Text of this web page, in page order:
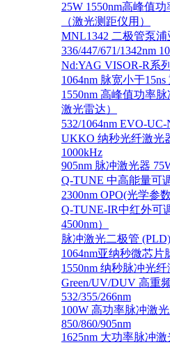
25W 1550nm高峰值
（激光测距仪用）
MNL1342 二极管泵
336/447/671/1342nm
Nd:YAG VISOR-R系
1064nm 脉宽小于
1550nm 高峰值功率
激光雷达）
532/1064nm EVO-
UKKO 纳秒光纤激光
1000kHz
905nm 脉冲激光器
Q-TUNE 中高能量可
2300nm OPO(光学参
Q-TUNE-IR中红外可
4500nm）
脉冲激光二极管
1064nm亚纳秒微芯
1550nm 纳秒脉冲光
Green/UV/DUV 高重
532/355/266nm
100W 高功率脉冲激
850/860/905nm
1625nm 大功率脉冲